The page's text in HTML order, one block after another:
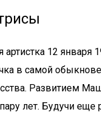
артистка 12 января
в самой
Развитием
лет. Будучи